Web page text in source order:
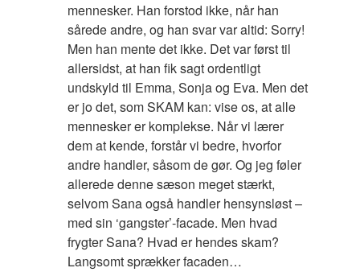
mennesker. Han forstod ikke, når han
sårede andre, og han svar var altid: Sorry!
Men han mente det ikke. Det var først til
allersidst, at han fik sagt ordentligt
undskyld til Emma, Sonja og Eva. Men det
er jo det, som SKAM kan: vise os, at alle
mennesker er komplekse. Når vi lærer
dem at kende, forstår vi bedre, hvorfor
andre handler, såsom de gør. Og jeg føler
allerede denne sæson meget stærkt,
selvom Sana også handler hensynsløst –
med sin ‘gangster’-facade. Men hvad
frygter Sana? Hvad er hendes skam?
Langsomt sprækker facaden…